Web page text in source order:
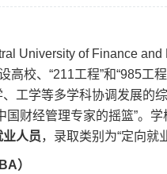
University of Finance
高校、“211工程”和“985工
工学等多学科协调发展的
国财经管理专家的摇篮”。学
人员，录取类别为“定向就
）